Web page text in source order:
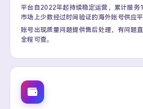
平台自2022年起持续稳定运营，累计服务
市场上少数经过时间验证的海外账号供应平
账号出现质量问题提供售后处理，有问题
全程可查。